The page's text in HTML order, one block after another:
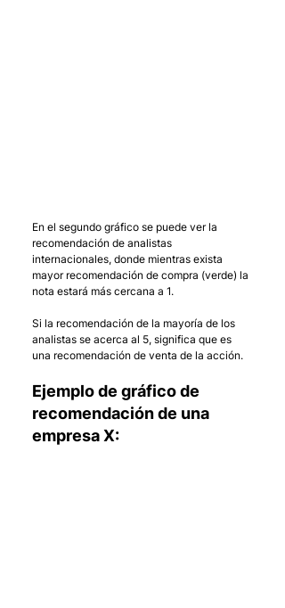
En el segundo gráfico se puede ver la
recomendación de analistas
internacionales, donde mientras exista
mayor recomendación de compra (verde) la
nota estará más cercana a 1.
Si la recomendación de la mayoría de los
analistas se acerca al 5, significa que es
una recomendación de venta de la acción.
Ejemplo de gráfico de
recomendación de una
empresa X: